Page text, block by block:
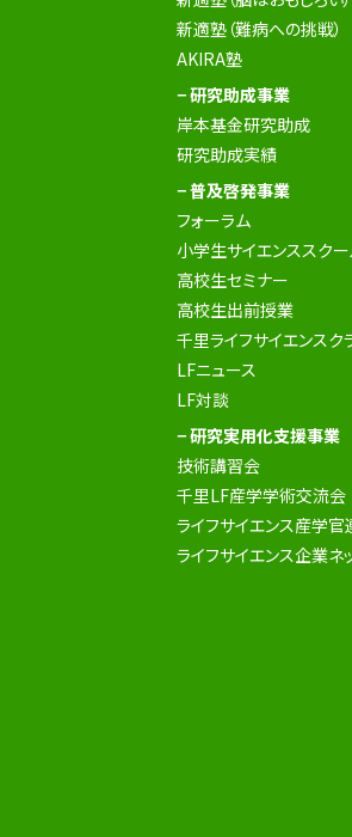
新適塾（難病への挑戦）
AKIRA塾
− 研究助成事業
岸本基金研究助成
研究助成実績
− 普及啓発事業
フォーラム
小学生サイエンススク
高校生セミナー
高校生出前授業
千里ライフサイエンスク
LFニュース
LF対談
− 研究実用化支援事業
技術講習会
千里LF産学学術交流会
ライフサイエンス産学
ライフサイエンス企業ネ